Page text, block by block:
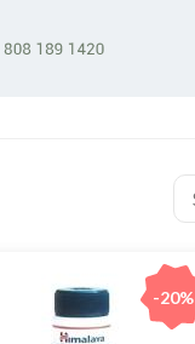
-20%